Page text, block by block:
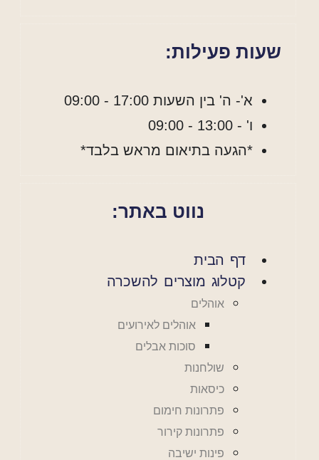
שעות פעילות:
א'- ה' בין השעות 17:00 - 09:00
ו' - 13:00 - 09:00
*הגעה בתיאום מראש בלבד*
נווט באתר:
דף הבית
קטלוג מוצרים להשכרה
אוהלים
אוהלים לאירועים
סוכות אבלים
שולחנות
כיסאות
פתרונות חימום
פתרונות קירור
פינות ישיבה